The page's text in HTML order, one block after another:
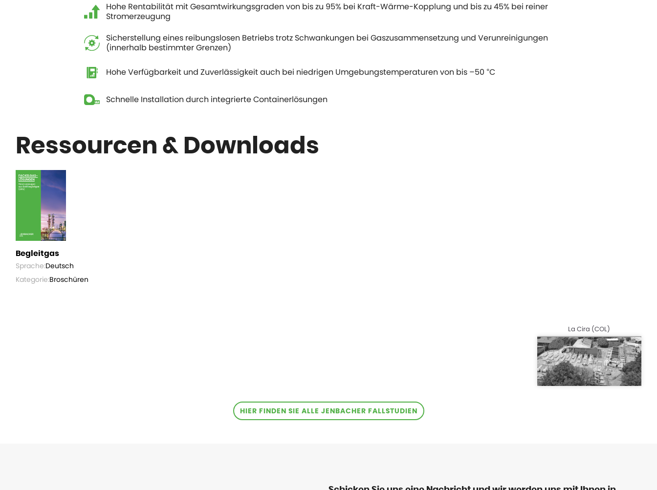
Hohe Rentabilität mit Gesamtwirkungsgraden von bis zu 95% bei Kraft-Wärme-Kopplung und bis zu 45% bei reiner
Stromerzeugung
Sicherstellung eines reibungslosen Betriebs trotz Schwankungen bei Gaszusammensetzung und Verunreinigungen
(innerhalb bestimmter Grenzen)
Hohe Verfügbarkeit und Zuverlässigkeit auch bei niedrigen Umgebungstemperaturen von bis –50 °C
Schnelle Installation durch integrierte Containerlösungen
Ressourcen & Downloads
Begleitgas
Sprache:Deutsch
Kategorie:Broschüren
La Cira (COL)
HIER FINDEN SIE ALLE JENBACHER FALLSTUDIEN